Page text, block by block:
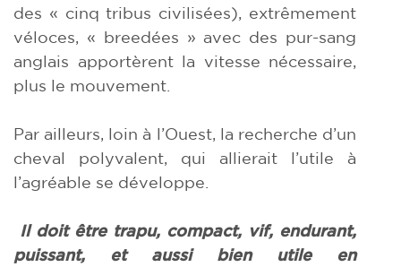
des « cinq tribus civilisées), extrêmement
véloces, « breedées » avec des pur-sang
anglais apportèrent la vitesse nécessaire,
plus le mouvement.
Par ailleurs, loin à l’Ouest, la recherche d’un
cheval polyvalent, qui allierait l’utile à
l’agréable se développe.
Il doit être trapu, compact, vif, endurant,
puissant, et aussi bien utile en